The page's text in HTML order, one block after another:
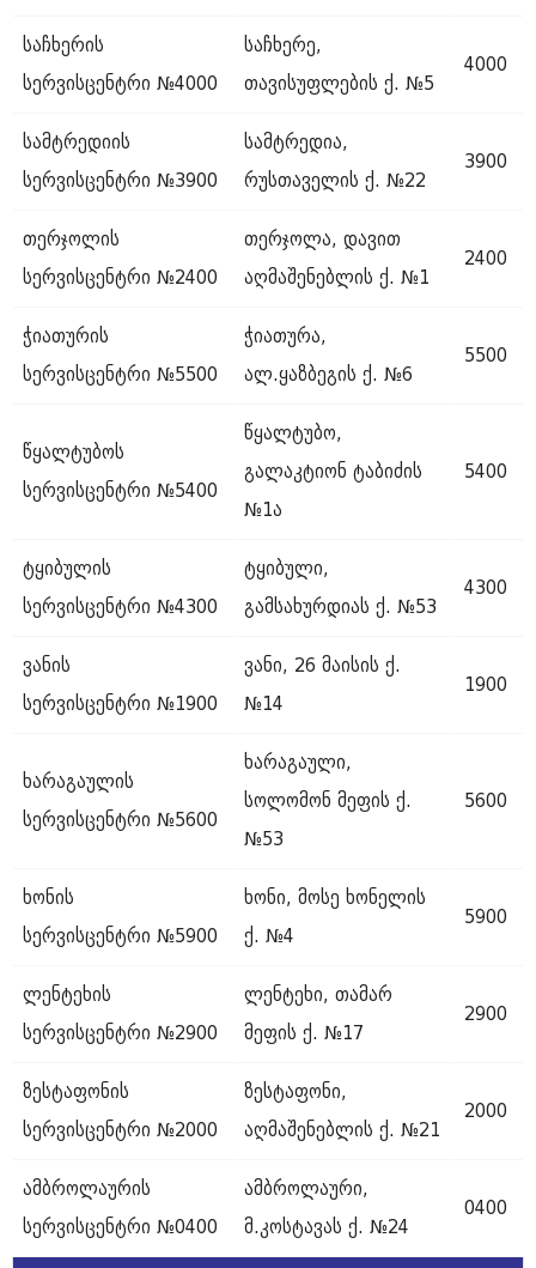
საჩხერის
სერვისცენტრი №4000
საჩხერე,
თავისუფლების ქ. №5
4000
სამტრედიის
სერვისცენტრი №3900
სამტრედია,
რუსთაველის ქ. №22
3900
თერჯოლის
სერვისცენტრი №2400
თერჯოლა, დავით
აღმაშენებლის ქ. №1
2400
ჭიათურის
სერვისცენტრი №5500
ჭიათურა,
ალ.ყაზბეგის ქ. №6
5500
წყალტუბოს
სერვისცენტრი №5400
წყალტუბო,
გალაკტიონ ტაბიძის
№1ა
5400
ტყიბულის
სერვისცენტრი №4300
ტყიბული,
გამსახურდიას ქ. №53
4300
ვანის
სერვისცენტრი №1900
ვანი, 26 მაისის ქ.
№14
1900
ხარაგაულის
სერვისცენტრი №5600
ხარაგაული,
სოლომონ მეფის ქ.
№53
5600
ხონის
სერვისცენტრი №5900
ხონი, მოსე ხონელის
ქ. №4
5900
ლენტეხის
სერვისცენტრი №2900
ლენტეხი, თამარ
მეფის ქ. №17
2900
ზესტაფონის
სერვისცენტრი №2000
ზესტაფონი,
აღმაშენებლის ქ. №21
2000
ამბროლაურის
სერვისცენტრი №0400
ამბროლაური,
მ.კოსტავას ქ. №24
0400